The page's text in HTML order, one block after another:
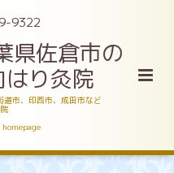
9322
佐倉市の
り灸院
市、印西市、成田市など